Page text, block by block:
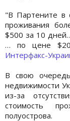
"В Партените в
проживания
$500 за 10
… по цене
Интерфакс-
В свою
недвижимости
из-за
стоимость
полуострова.